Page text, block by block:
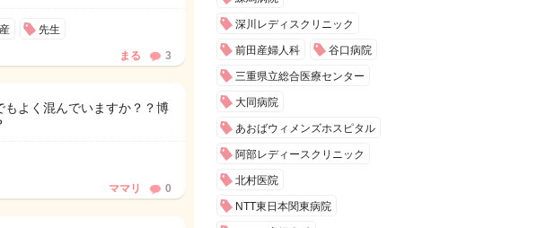
先生
まる 3
よく混んでいますか？？博
ママリ 0
深川レディスクリニック
前田産婦人科 谷口病院
三重県立総合医療センター
大同病院
あおばウィメンズホスピタル
阿部レディースクリニック
北村医院
NTT東日本関東病院